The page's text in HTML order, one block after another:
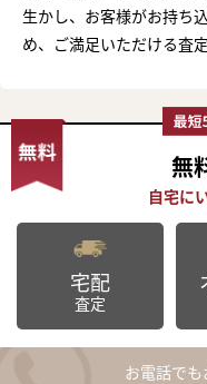
生かし、お客様がお持ち
め、ご満足いただける査
無
宅配
査定
お電話で